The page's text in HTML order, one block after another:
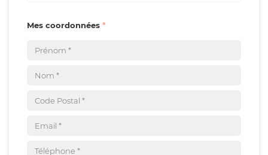
Mes coordonnées